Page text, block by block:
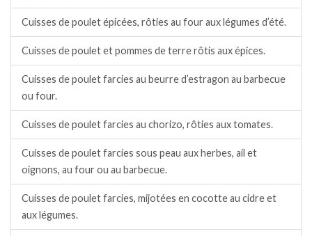
Cuisses de poulet épicées, rôties au four aux légumes d’été.
Cuisses de poulet et pommes de terre rôtis aux épices.
Cuisses de poulet farcies au beurre d’estragon au barbecue
ou four.
Cuisses de poulet farcies au chorizo, rôties aux tomates.
Cuisses de poulet farcies sous peau aux herbes, ail et
oignons, au four ou au barbecue.
Cuisses de poulet farcies, mijotées en cocotte au cidre et
aux légumes.